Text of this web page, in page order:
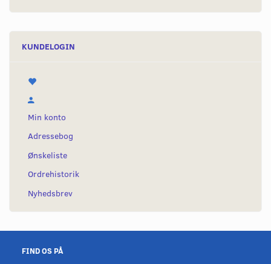
KUNDELOGIN
Min konto
Adressebog
Ønskeliste
Ordrehistorik
Nyhedsbrev
FIND OS PÅ